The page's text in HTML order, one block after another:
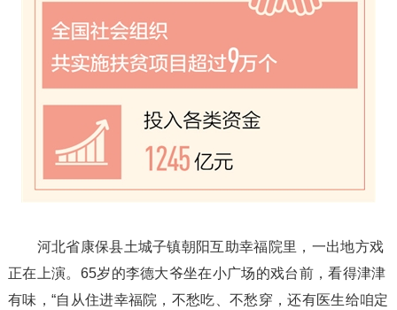
河北省康保县土城子镇朝阳互助幸福院里，一出地方戏
正在上演。65岁的李德大爷坐在小广场的戏台前，看得津津
有味，“自从住进幸福院，不愁吃、不愁穿，还有医生给咱定